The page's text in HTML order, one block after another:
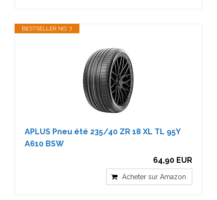
BESTSELLER NO. 7
APLUS Pneu été 235/40 ZR 18 XL TL 95Y
A610 BSW
64,90 EUR
Acheter sur Amazon